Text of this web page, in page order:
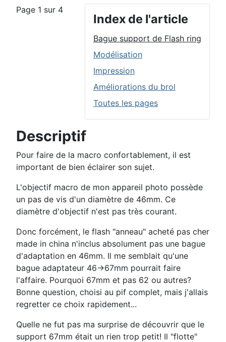
Index de l'article
Bague support de Flash ring
Modélisation
Impression
Améliorations du brol
Toutes les pages
Page 1 sur 4
Descriptif
Pour faire de la macro confortablement, il est
important de bien éclairer son sujet.
L'objectif macro de mon appareil photo possède
un pas de vis d'un diamètre de 46mm. Ce
diamètre d'objectif n'est pas très courant.
Donc forcément, le flash "anneau" acheté pas cher
made in china n'inclus absolument pas une bague
d'adaptation en 46mm. Il me semblait qu'une
bague adaptateur 46->67mm pourrait faire
l'affaire. Pourquoi 67mm et pas 62 ou autres?
Bonne question, choisi au pif complet, mais j'allais
regretter ce choix rapidement...
Quelle ne fut pas ma surprise de découvrir que le
support 67mm était un rien trop petit! Il "flotte"